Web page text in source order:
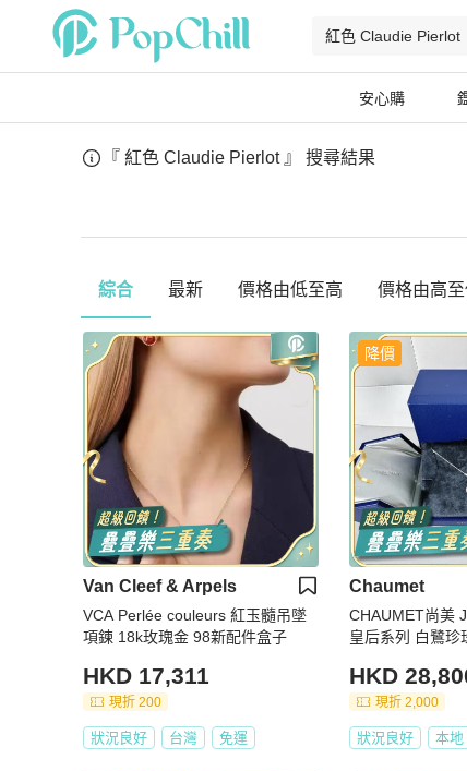
安心購
『 紅色 Claudie Pierlot 』 搜尋結果
綜合 最新 價格由低至高 價格由高
Van Cleef & Arpels
VCA Perlée couleurs 紅玉髓吊墜
項鍊 18k玫瑰金 98新配件盒子
HKD 17,311
現折 200
狀況良好 台灣 免運
降價
Chaumet
CHAUMET尚美
皇后系列 白鷺珍
HKD
現折 2,000
狀況良好 本地